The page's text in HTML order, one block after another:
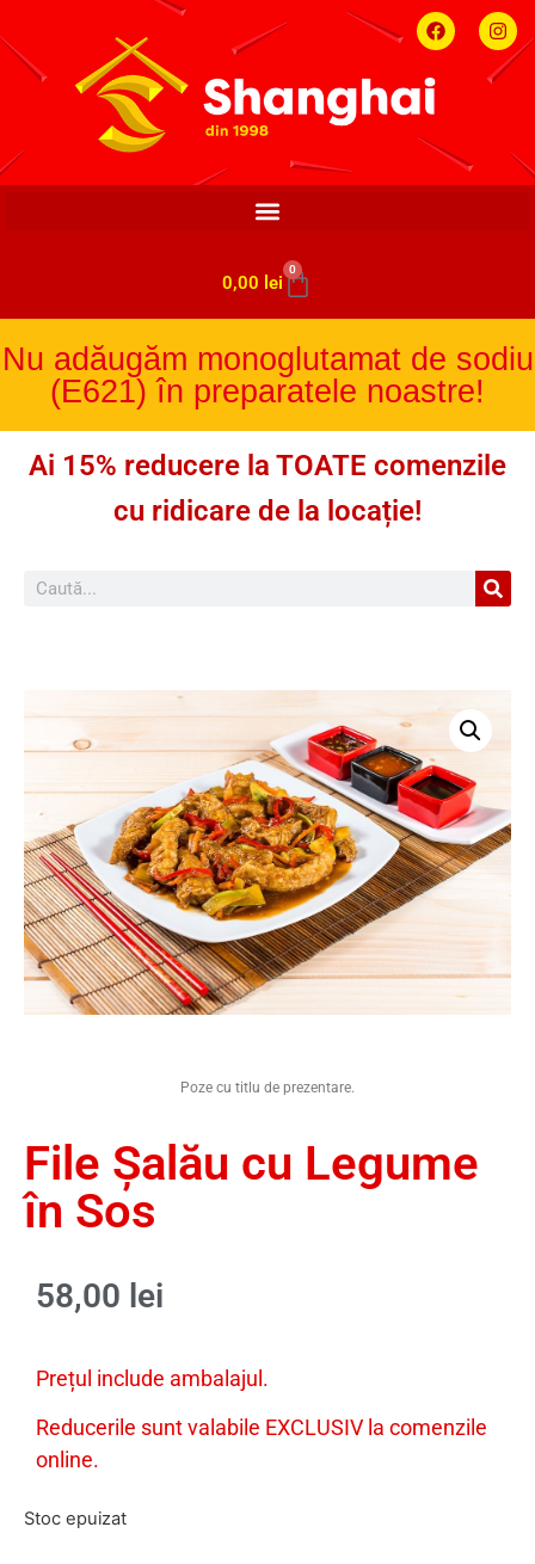
0,00 lei
0
Nu adăugăm monoglutamat de sodiu
(E621) în preparatele noastre!
Ai 15% reducere la TOATE comenzile
cu ridicare de la locație!
Poze cu titlu de prezentare.
File Șalău cu Legume
în Sos
58,00 lei
Prețul include ambalajul.
Reducerile sunt valabile EXCLUSIV la comenzile
online.
Stoc epuizat